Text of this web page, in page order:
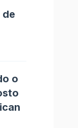
de
o